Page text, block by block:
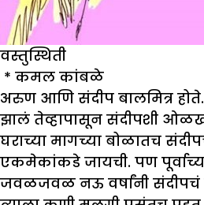
वस्तुस्थिती
* कमल कांबळे
अरुण आणि संदीप बालमित्र
झालं तेव्हापासून संदीपशी ओळख
घराच्या मागच्या बोळातच
एकमेकांकडे जायची. पण
जवळजवळ नऊ वर्षांनी संदीपचं